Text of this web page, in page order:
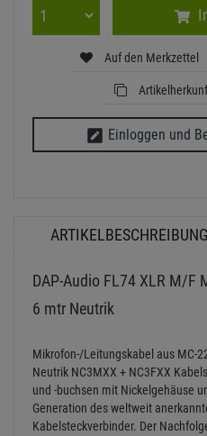
Auf den Merkzettel
Einloggen und
ARTIKELBESCHREIBUNG
DAP-Audio FL74 XLR M/F
6 mtr Neutrik
Mikrofon-/Leitungskabel aus MC-
Neutrik NC3MXX + NC3FXX
und -buchsen mit Nickelgehäuse
Generation des weltweit
Kabelsteckverbinder. Der